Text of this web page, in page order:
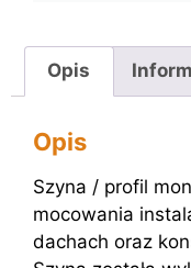
Opis
Opis
Szyna / profil
mocowania
dachach oraz